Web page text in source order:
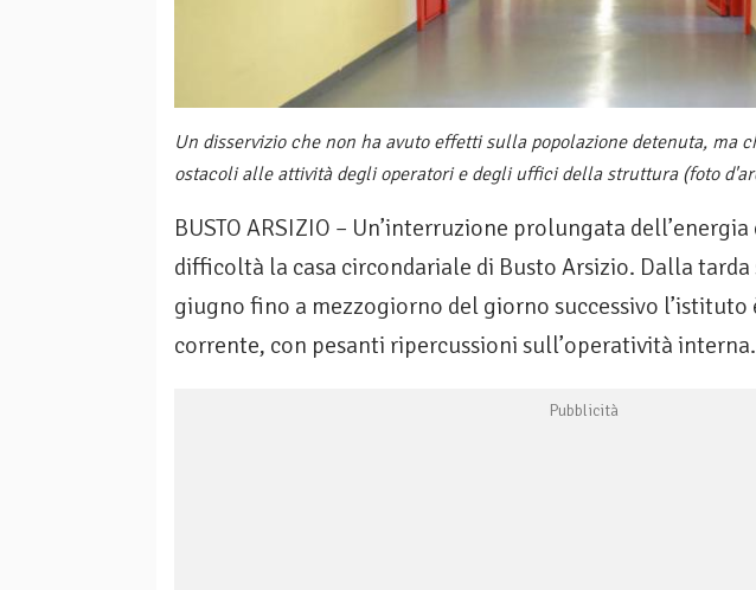
Un disservizio che non ha avuto effetti sulla popolazione detenuta, ma
ostacoli alle attività degli operatori e degli uffici della struttura (foto
BUSTO ARSIZIO – Un’interruzione prolungata
difficoltà la casa circondariale di Busto Arsizio. Dalla
giugno fino a mezzogiorno del giorno successivo l’istituto
corrente, con pesanti ripercussioni sull’operatività interna.